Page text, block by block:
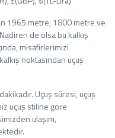
1965 metre, 1800 metre ve
de olsa bu kalkış
misafirlerimizi
noktasından uçuş
Uçuş süresi, uçuş
uçuş stiline göre
ulaşım,